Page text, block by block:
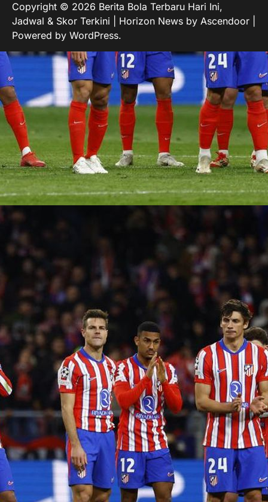
Copyright © 2026 Berita Bola Terbaru Hari Ini,
Jadwal & Skor Terkini | Horizon News by Ascendoor
Powered by WordPress.